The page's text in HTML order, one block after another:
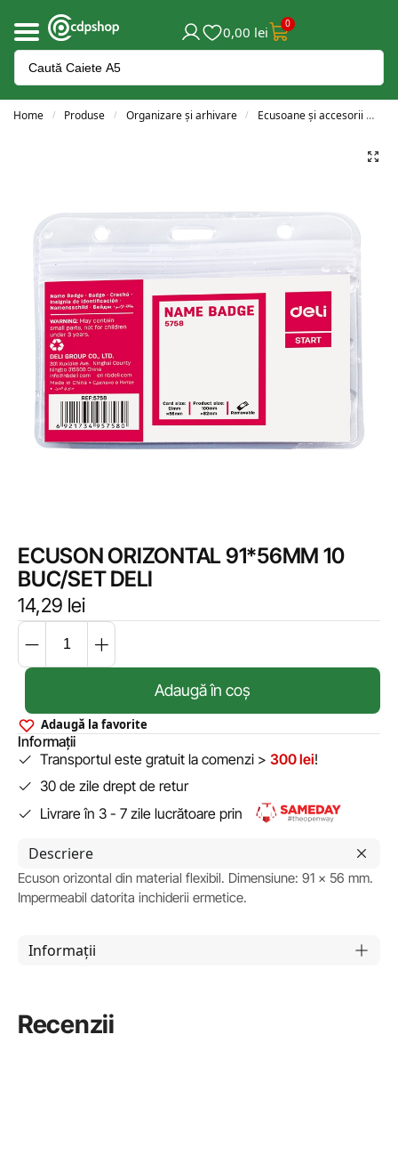
0,00 lei 0
Home / Produse / Organizare și arhivare / Ecusoane și accesorii
ECUSON ORIZONTAL 91*56MM 10
BUC/SET DELI
14,29 lei
Adaugă în coș
Adaugă la favorite
Informații
Transportul este gratuit la comenzi > 300 lei!
30 de zile drept de retur
Livrare în 3 - 7 zile lucrătoare prin
Descriere
Ecuson orizontal din material flexibil. Dimensiune: 91 x 56 mm.
Impermeabil datorita inchiderii ermetice.
Informații
Recenzii